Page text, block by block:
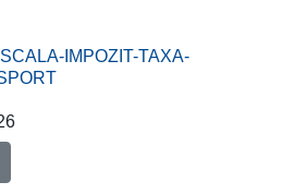
IMPOZIT-TAXA-